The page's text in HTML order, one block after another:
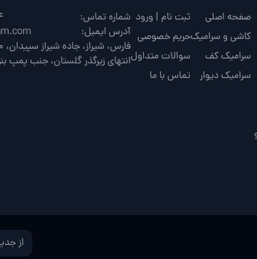
صفحه اصلی
کاشی و سرامیک
سرامیک کف
سرامیک دیوار
ثبت نام | ورود
حریم خصوصی
سوالات متداول
تماس با ما
شماره تماس:
آدرس ایمیل:
انتهای زیرگذر گلستان، جنب پمپ